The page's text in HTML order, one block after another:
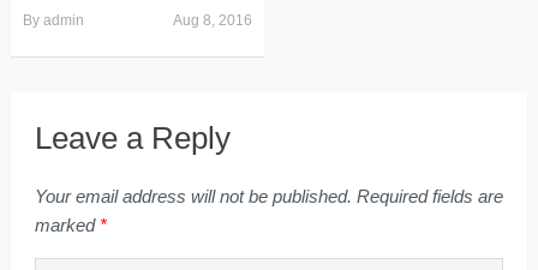
By admin Aug 8, 2016
Leave a Reply
Your email address will not be published. Required fields are
marked *